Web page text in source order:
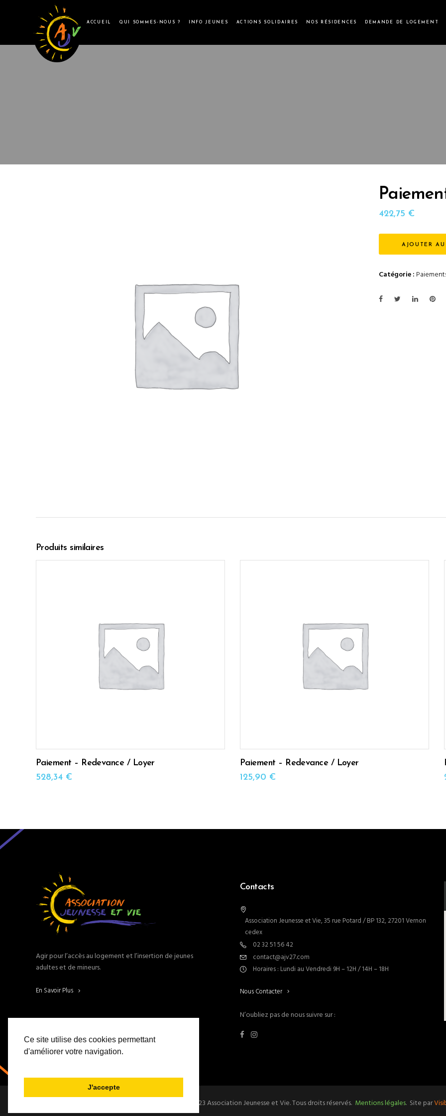
Ce site utilise des cookies permettant
d'améliorer votre navigation.
J'accepte
ACCUEIL QUI SOMMES-NOUS ? INFO JEUNES ACTIONS SOLIDAIRES NOS RÉSIDENCES DEMANDE DE LOGEMENT
422,75 €
AJOUTER AU
Catégorie :
Produits similaires
AJOUTER AU PANIER
Paiement – Redevance / Loyer
528,34 €
AJOUTER AU PANIER
Paiement – Redevance / Loyer
125,90 €
Agir pour l’accès au logement et l’insertion de jeunes
adultes et de mineurs.
En Savoir Plus
Contacts
Association Jeunesse et Vie, 35 rue Potard / BP 132, 27201 Vernon
cedex
02 32 51 56 42
contact@ajv27.com
Horaires : Lundi au Vendredi 9H – 12H / 14H – 18H
Nous Contacter
N’oubliez pas de nous suivre sur :
Copyright 2023 Association Jeunesse et Vie. Tous droits réservés. Mentions légales. Site par